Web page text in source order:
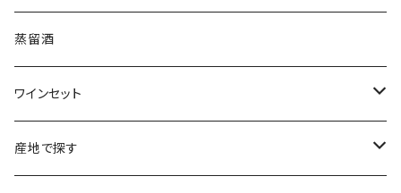
ジェローム・ルフェーヴル
シャルトーニュ・タイエ
シャルル・エドシック
ロワール
南アフリカ
チリ
スロヴァキア
ニュージーランド
南アフリカ
チリ
ソーテルヌ
蒸留酒
ワインセット
福袋
産地で探す